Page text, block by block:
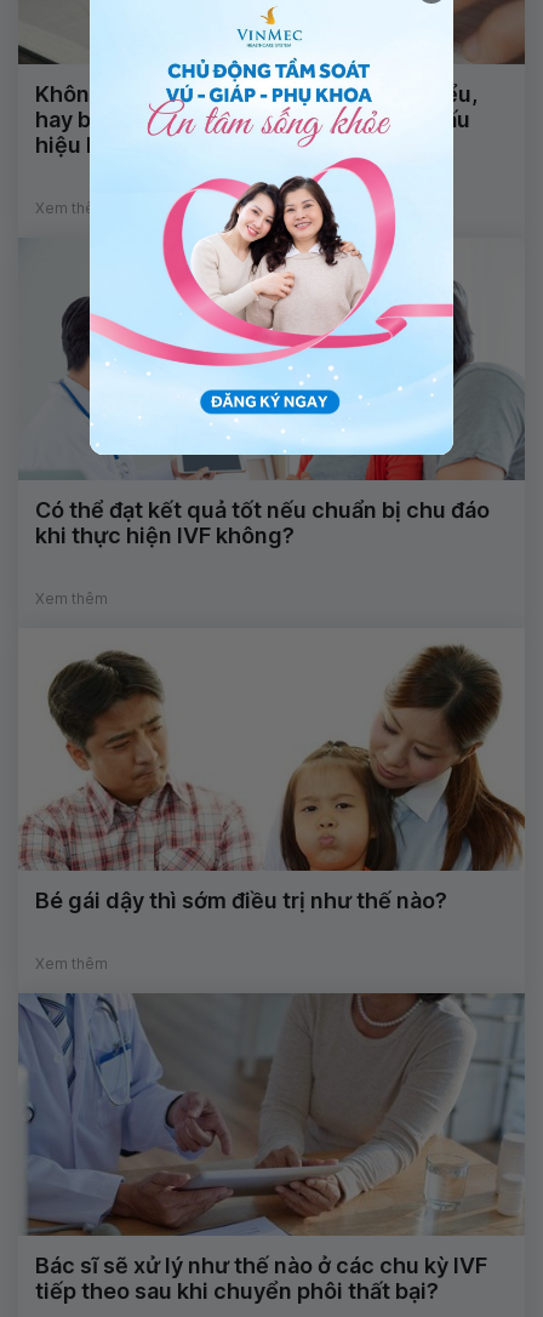
Không nói được, nhìn mặt chữ không hiểu,
hay bị động kinh và tê đầu ngón tay là dấu
hiệu bệnh gì?
Xem thêm
Có thể đạt kết quả tốt nếu chuẩn bị chu đáo
khi thực hiện IVF không?
Xem thêm
Bé gái dậy thì sớm điều trị như thế nào?
Xem thêm
Bác sĩ sẽ xử lý như thế nào ở các chu kỳ IVF
tiếp theo sau khi chuyển phôi thất bại?